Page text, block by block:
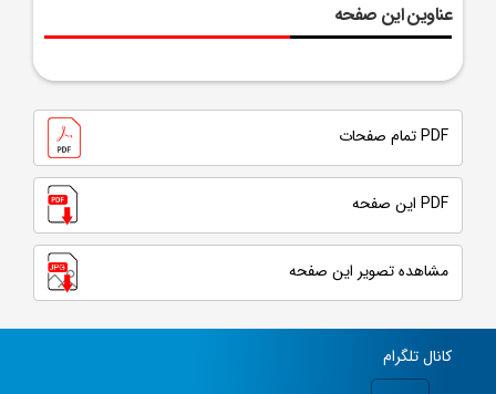
عناوین این صفحه
PDF تمام صفحات
PDF این صفحه
مشاهده تصویر این صفحه
کانال تلگرام